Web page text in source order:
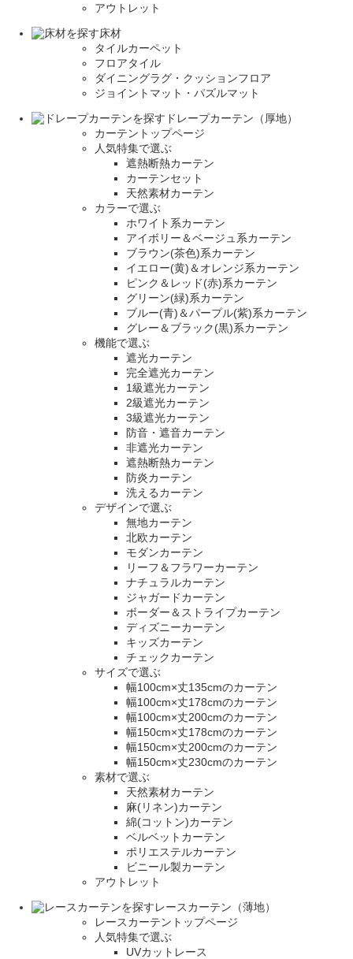
アウトレット
床材
タイルカーペット
フロアタイル
ダイニングラグ・クッションフロア
ジョイントマット・パズルマット
ドレープカーテン（厚地）
カーテントップページ
人気特集で選ぶ
遮熱断熱カーテン
カーテンセット
天然素材カーテン
カラーで選ぶ
ホワイト系カーテン
アイボリー＆ベージュ系カーテン
ブラウン(茶色)系カーテン
イエロー(黄)＆オレンジ系カーテン
ピンク＆レッド(赤)系カーテン
グリーン(緑)系カーテン
ブルー(青)＆パープル(紫)系カーテン
グレー＆ブラック(黒)系カーテン
機能で選ぶ
遮光カーテン
完全遮光カーテン
1級遮光カーテン
2級遮光カーテン
3級遮光カーテン
防音・遮音カーテン
非遮光カーテン
遮熱断熱カーテン
防炎カーテン
洗えるカーテン
デザインで選ぶ
無地カーテン
北欧カーテン
モダンカーテン
リーフ＆フラワーカーテン
ナチュラルカーテン
ジャガードカーテン
ボーダー＆ストライプカーテン
ディズニーカーテン
キッズカーテン
チェックカーテン
サイズで選ぶ
幅100cm×丈135cmのカーテン
幅100cm×丈178cmのカーテン
幅100cm×丈200cmのカーテン
幅150cm×丈178cmのカーテン
幅150cm×丈200cmのカーテン
幅150cm×丈230cmのカーテン
素材で選ぶ
天然素材カーテン
麻(リネン)カーテン
綿(コットン)カーテン
ベルベットカーテン
ポリエステルカーテン
ビニール製カーテン
アウトレット
レースカーテン（薄地）
レースカーテントップページ
人気特集で選ぶ
UVカットレース